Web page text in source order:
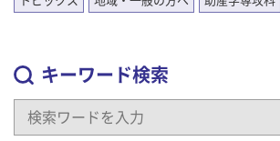
キーワード検索